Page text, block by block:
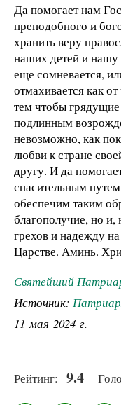
Да помогает нам
преподобного и
хранить веру
наших детей и нашу
еще сомневается,
отмахивается как
тем чтобы грядущие
подлинным
невозможно, как
любви к стране
другу. И да
спасительным
обеспечим таким
благополучие, но
грехов и надежду
Царстве. Аминь.
Святейший
Источник:
11 мая 2024 г.
Рейтинг: 9.4